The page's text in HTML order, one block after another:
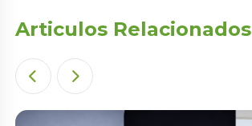
Articulos Relacionados